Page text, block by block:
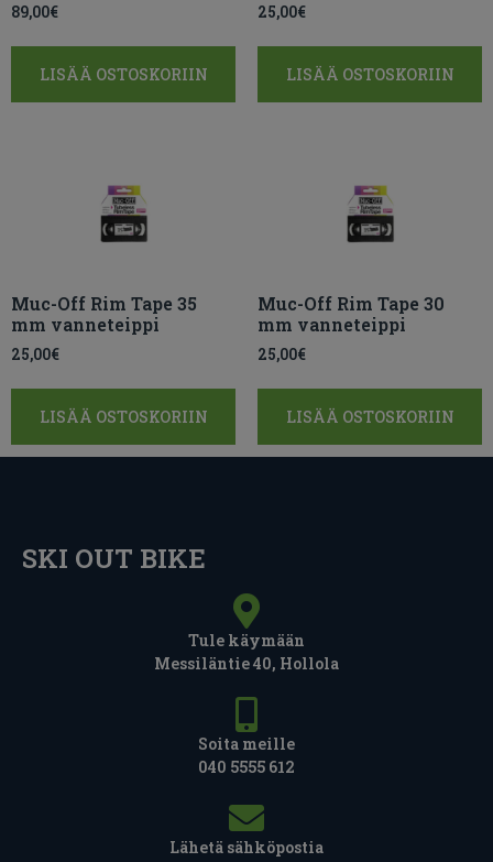
89,00€
LISÄÄ OSTOSKORIIN
25,00€
LISÄÄ OSTOSKORIIN
Muc-Off Rim Tape 35
mm vanneteippi
25,00€
LISÄÄ OSTOSKORIIN
Muc-Off Rim Tape 30
mm vanneteippi
25,00€
LISÄÄ OSTOSKORIIN
SKI OUT BIKE
Tule käymään
Messiläntie 40, Hollola
Soita meille
040 5555 612
Lähetä sähköpostia